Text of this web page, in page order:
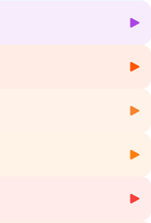
consulting-x-ser-
fiscales-pour-les-